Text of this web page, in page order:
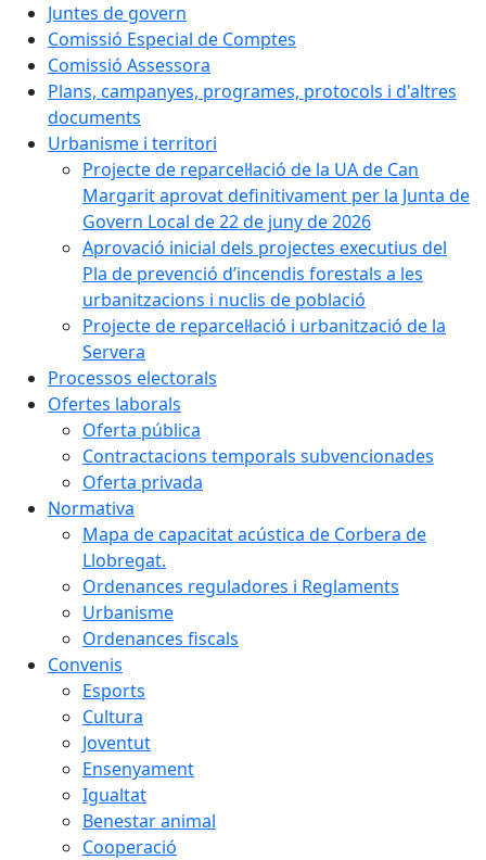
Juntes de govern
Comissió Especial de Comptes
Comissió Assessora
Plans, campanyes, programes, protocols i d'altres
documents
Urbanisme i territori
Projecte de reparcel·lació de la UA de Can
Margarit aprovat definitivament per la Junta de
Govern Local de 22 de juny de 2026
Aprovació inicial dels projectes executius del
Pla de prevenció d’incendis forestals a les
urbanitzacions i nuclis de població
Projecte de reparcel·lació i urbanització de la
Servera
Processos electorals
Ofertes laborals
Oferta pública
Contractacions temporals subvencionades
Oferta privada
Normativa
Mapa de capacitat acústica de Corbera de
Llobregat.
Ordenances reguladores i Reglaments
Urbanisme
Ordenances fiscals
Convenis
Esports
Cultura
Joventut
Ensenyament
Igualtat
Benestar animal
Cooperació